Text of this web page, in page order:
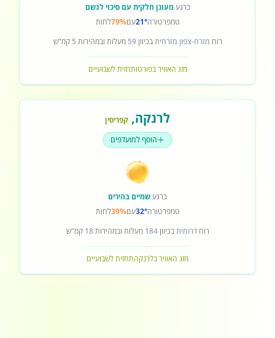
כרגעמעונן חלקית עם סיכוי לגשם
טמפרטורה21°עם79%לחות
רוח מזרח-צפון מזרחיתבכיוון59 מעלות ובמהירות 5 קמ"ש
מזג האוויר בפורטותחזית לשבועיים
לרנקה, קפריסין
הוסף למועדפים
כרגעשמיים בהירים
טמפרטורה32°עם39%לחות
רוחדרומיתבכיוון184 מעלות ובמהירות18 קמ"ש
מזג האוויר בלרנקהתחזית לשבועיים